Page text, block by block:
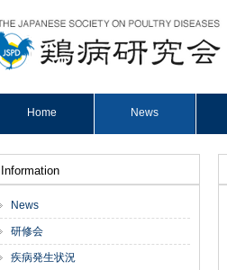
Home News
Information
News
研修会
疾病発生状況